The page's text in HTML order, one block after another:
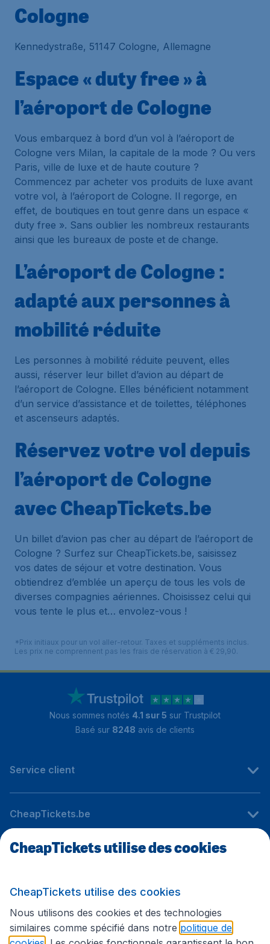
Cologne
Kennedystraße, 51147 Cologne, Allemagne
Espace « duty free » à
l’aéroport de Cologne
Vous embarquez à bord d’un vol à l’aéroport de
Cologne vers Milan, la capitale de la mode ? Ou vers
Paris, ville de luxe et de haute couture ?
Commencez par acheter vos produits de luxe avant
votre vol, à l’aéroport de Cologne. Il regorge, en
effet, de boutiques en tout genre dans un espace «
duty free ». Sans oublier les nombreux restaurants
ainsi que les bureaux de poste et de change.
L’aéroport de Cologne :
adapté aux personnes à
mobilité réduite
Les personnes à mobilité réduite peuvent, elles
aussi, réserver leur billet d’avion au départ de
l’aéroport de Cologne. Elles bénéficient notamment
d’un service d’assistance et de toilettes, téléphones
et ascenseurs adaptés.
Réservez votre vol depuis
l’aéroport de Cologne
avec CheapTickets.be
Un billet d’avion pas cher au départ de l’aéroport de
Cologne ? Surfez sur CheapTickets.be, saisissez
vos dates de séjour et votre destination. Vous
obtiendrez d’emblée un aperçu de tous les vols de
diverses compagnies aériennes. Choisissez celui qui
vous tente le plus et… envolez-vous !
*Prix initiaux pour un vol aller-retour. Taxes et suppléments inclus.
Les prix ne comprennent pas les frais de réservation à € 29,90.
Nous sommes notés 4.1 sur 5 sur Trustpilot
Basé sur 8248 avis de clients
Service client
CheapTickets.be
Sites internationaux
Suivez CheapTickets.be
CheapTickets utilise des cookies
CheapTickets utilise des cookies
Nous utilisons des cookies et des technologies
similaires comme spécifié dans notre politique de